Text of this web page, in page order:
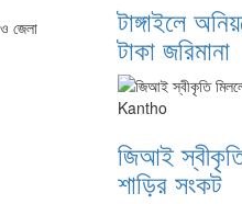
জেলা
টাঙ্গাইলে
টাকা জরিমানা
জিআই স্বীকৃতি
শাড়ির সংকট